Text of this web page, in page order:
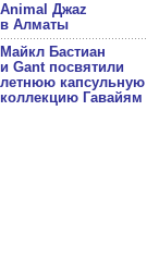
Animal Джаz
в Алматы
Майкл Бастиан
и Gant посвятили
летнюю капсульную
коллекцию Гавайям